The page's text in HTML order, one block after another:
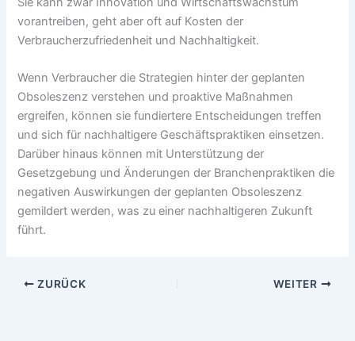
vorantreiben, geht aber oft auf Kosten der
Verbraucherzufriedenheit und Nachhaltigkeit.
Wenn Verbraucher die Strategien hinter der geplanten
Obsoleszenz verstehen und proaktive Maßnahmen
ergreifen, können sie fundiertere Entscheidungen treffen
und sich für nachhaltigere Geschäftspraktiken einsetzen.
Darüber hinaus können mit Unterstützung der
Gesetzgebung und Änderungen der Branchenpraktiken die
negativen Auswirkungen der geplanten Obsoleszenz
gemildert werden, was zu einer nachhaltigeren Zukunft
führt.
ZURÜCK WEITER